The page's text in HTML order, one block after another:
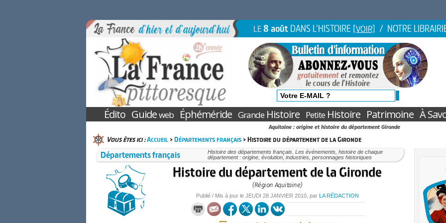
LE8 août DANS L'HISTOIRE [VOIR] / NOTRE
Édito Guideweb Éphéméride GrandeHistoire PetiteHistoire Patrimoine À
Aquitaine : origine et histoire du département Gironde
Vous êtes ici :Accueil>Départements français> Histoire du département de la Gironde
Départements français
Histoire des départements français. Les événements, histoire de chaque
département : origine, évolution, industries, personnages historiques
Histoire du département de la Gironde
(Région Aquitaine)
Publié / Mis à jour le JEUDI 28 JANVIER 2010, par LA RÉDACTION